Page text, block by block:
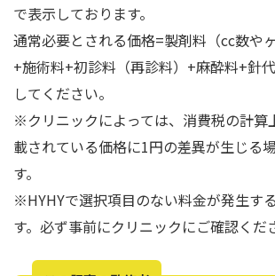
で表示しております。
通常必要とされる価格=製剤料（cc数や
+施術料+初診料（再診料）+麻酔料+針
してください。
※クリニックによっては、消費税の計算
載されている価格に1円の差異が生じる
す。
※HYHYで選択項目のない料金が発生す
す。必ず事前にクリニックにご確認くだ